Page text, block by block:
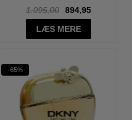
1.095,00
894,95
LÆS MERE
-65%